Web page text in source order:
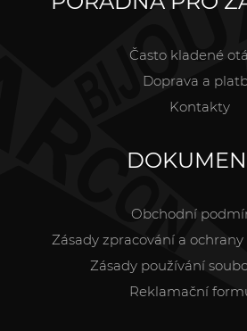
Často kladené
Doprava a
Kontakty
Obchodní
Zásady zpracování a
Zásady používání
Reklamační